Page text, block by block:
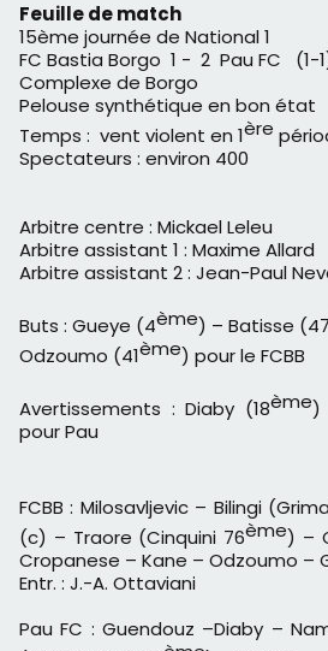
Feuille de match
15ème journée de National 1
FC Bastia Borgo 1 - 2 Pau FC (1-
Complexe de Borgo
Pelouse synthétique en bon état
Temps : vent violent en 1ère
Spectateurs : environ 400
Arbitre centre : Mickael Leleu
Arbitre assistant 1 : Maxime Allard
Arbitre assistant 2 : Jean-Paul
Buts : Gueye (4ème) – Batisse (47
Odzoumo (41ème) pour le FCBB
Avertissements : Diaby (18ème)
pour Pau
FCBB : Milosavljevic – Bilingi
(c) – Traore (Cinquini 76ème) –
Cropanese – Kane – Odzoumo –
Entr. : J.-A. Ottaviani
Pau FC : Guendouz –Diaby –